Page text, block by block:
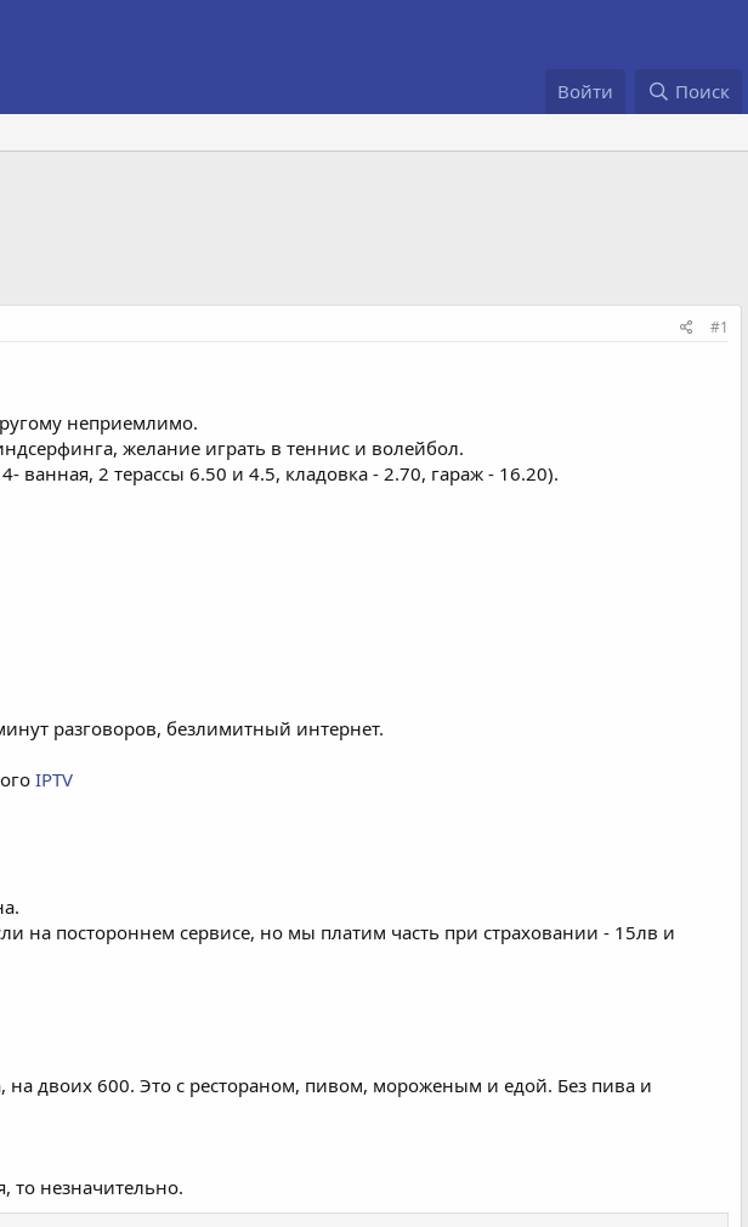
Войти Поиск
#1
неприемлимо.
желание играть в теннис и волейбол.
ванная, 2 терассы 6.50 и 4.5, кладовка - 2.70, гараж - 16.20).
разговоров, безлимитный интернет.
IPTV
на постороннем сервисе, но мы платим часть при страховании - 15лв и
двоих 600. Это с рестораном, пивом, мороженым и едой. Без пива и
то незначительно.